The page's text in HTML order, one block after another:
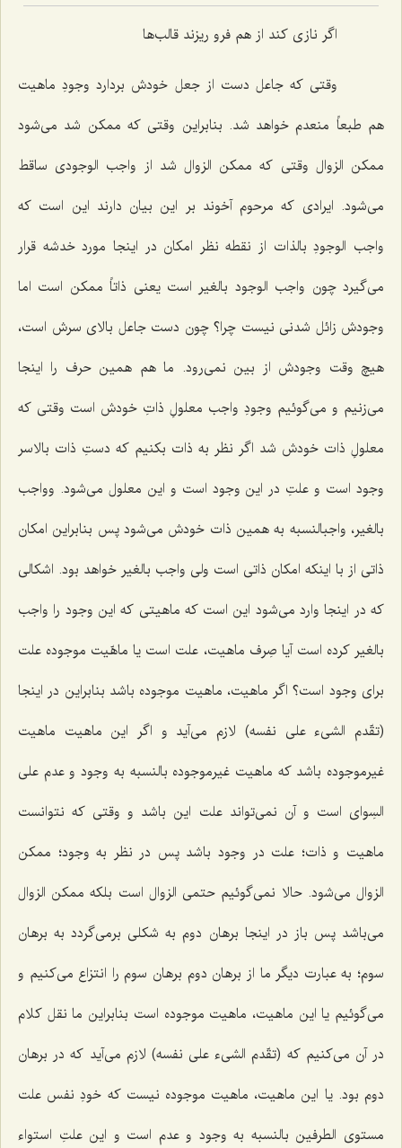
اگر نازى كند از هم فرو ریزند قالب‌ها
وقتى كه جاعل دست از جعل خودش بردارد وجودِ ماهیت
هم طبعاً منعدم خواهد شد. بنابراین وقتى كه ممكن شد مى‌شود
ممكن الزوال وقتى كه ممكن الزوال شد از واجب الوجودى ساقط
مى‌شود. ایرادى كه مرحوم آخوند بر این بیان دارند این است كه
واجب الوجودِ بالذات از نقطه نظر امكان در اینجا مورد خدشه قرار
مى‌گیرد چون واجب الوجود بالغیر است یعنى ذاتاً ممكن است اما
وجودش زائل شدنى نیست چرا؟ چون دست جاعل بالاى سرش است،
هیچ وقت وجودش از بین نمى‌رود. ما هم همین حرف را اینجا
مى‌زنیم و مى‌گوئیم وجودِ واجب معلولِ ذاتِ خودش است وقتى كه
معلولِ ذات خودش شد اگر نظر به ذات بكنیم كه دستِ ذات بالاسر
وجود است و علتِ در این وجود است و این معلول مى‌شود. وواجب
بالغیر، واجبالنسبه به همین ذات خودش مى‌شود پس بنابراین امكان
ذاتى از با اینكه امكان ذاتى است ولى واجب بالغیر خواهد بود. اشكالى
كه در اینجا وارد مى‌شود این است كه ماهیتى كه این وجود را واجب
بالغیر كرده است آیا صِرف ماهیت، علت است یا ماهّیت موجوده علت
براى وجود است؟ اگر ماهیت، ماهیت موجوده باشد بنابراین در اینجا
(تقّدم الشیء على نفسه) لازم مى‌آید و اگر این ماهیت ماهیت
غیرموجوده باشد كه ماهیت غیرموجوده بالنسبه به وجود و عدم على
السِواى است و آن نمى‌تواند علت این باشد و وقتى كه نتوانست
ماهیت و ذات؛ علت در وجود باشد پس در نظر به وجود؛ ممكن
الزوال مى‌شود. حالا نمى‌گوئیم حتمى الزوال است بلكه ممكن الزوال
مى‌باشد پس باز در اینجا برهان دوم به شكلى برمى‌گردد به برهان
سوم؛ به عبارت دیگر ما از برهان دوم برهان سوم را انتزاع مى‌كنیم و
مى‌گوئیم یا این ماهیت، ماهیت موجوده است بنابراین ما نقل كلام
در آن مى‌كنیم كه (تقّدم الشیء على نفسه) لازم مى‌آید كه در برهان
دوم بود. یا این ماهیت، ماهیت موجوده نیست كه خودِ نفس علت
مستوى الطرفین بالنسبه به وجود و عدم است و این علتِ استواء